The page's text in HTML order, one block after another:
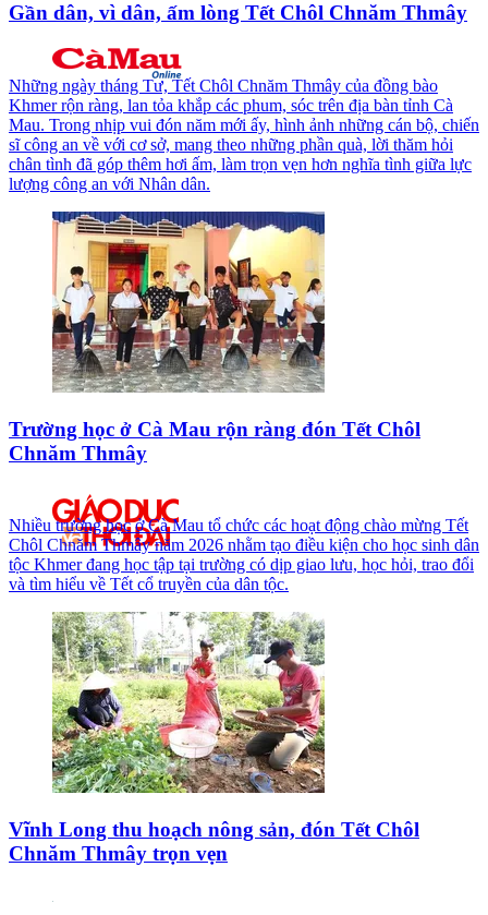
Gần dân, vì dân, ấm lòng Tết Chôl Chnăm Thmây
Những ngày tháng Tư, Tết Chôl Chnăm Thmây của đồng bào
Khmer rộn ràng, lan tỏa khắp các phum, sóc trên địa bàn tỉnh Cà
Mau. Trong nhịp vui đón năm mới ấy, hình ảnh những cán bộ, chiến
sĩ công an về với cơ sở, mang theo những phần quà, lời thăm hỏi
chân tình đã góp thêm hơi ấm, làm trọn vẹn hơn nghĩa tình giữa lực
lượng công an với Nhân dân.
Trường học ở Cà Mau rộn ràng đón Tết Chôl
Chnăm Thmây
Nhiều trường học ở Cà Mau tổ chức các hoạt động chào mừng Tết
Chôl Chnăm Thmây năm 2026 nhằm tạo điều kiện cho học sinh dân
tộc Khmer đang học tập tại trường có dịp giao lưu, học hỏi, trao đổi
và tìm hiểu về Tết cổ truyền của dân tộc.
Vĩnh Long thu hoạch nông sản, đón Tết Chôl
Chnăm Thmây trọn vẹn